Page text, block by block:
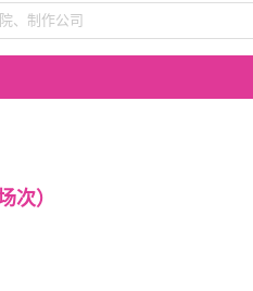
次）